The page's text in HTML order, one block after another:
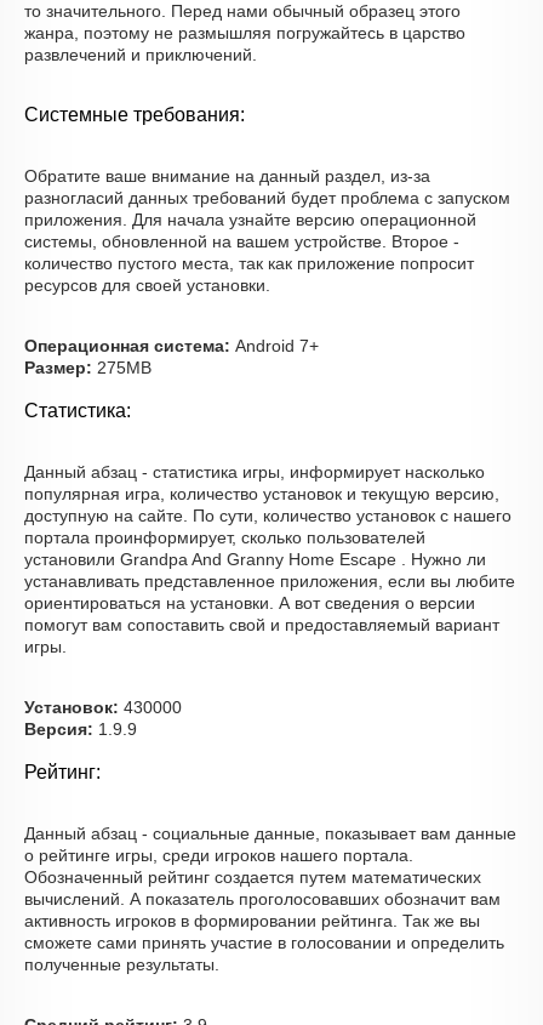
то значительного. Перед нами обычный образец этого
жанра, поэтому не размышляя погружайтесь в царство
развлечений и приключений.
Системные требования:
Обратите ваше внимание на данный раздел, из-за
разногласий данных требований будет проблема с запуском
приложения. Для начала узнайте версию операционной
системы, обновленной на вашем устройстве. Второе -
количество пустого места, так как приложение попросит
ресурсов для своей установки.
Операционная система: Android 7+
Размер: 275MB
Статистика:
Данный абзац - статистика игры, информирует насколько
популярная игра, количество установок и текущую версию,
доступную на сайте. По сути, количество установок с нашего
портала проинформирует, сколько пользователей
установили Grandpa And Granny Home Escape . Нужно ли
устанавливать представленное приложения, если вы любите
ориентироваться на установки. А вот сведения о версии
помогут вам сопоставить свой и предоставляемый вариант
игры.
Установок: 430000
Версия: 1.9.9
Рейтинг:
Данный абзац - социальные данные, показывает вам данные
о рейтинге игры, среди игроков нашего портала.
Обозначенный рейтинг создается путем математических
вычислений. А показатель проголосовавших обозначит вам
активность игроков в формировании рейтинга. Так же вы
сможете сами принять участие в голосовании и определить
полученные результаты.